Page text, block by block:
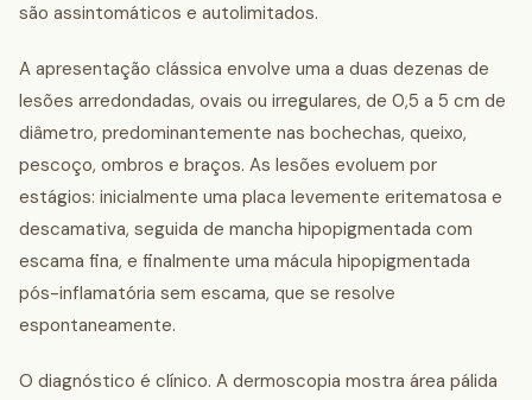
são assintomáticos e autolimitados.
A apresentação clássica envolve uma a duas dezenas de
lesões arredondadas, ovais ou irregulares, de 0,5 a 5 cm de
diâmetro, predominantemente nas bochechas, queixo,
pescoço, ombros e braços. As lesões evoluem por
estágios: inicialmente uma placa levemente eritematosa e
descamativa, seguida de mancha hipopigmentada com
escama fina, e finalmente uma mácula hipopigmentada
pós-inflamatória sem escama, que se resolve
espontaneamente.
O diagnóstico é clínico. A dermoscopia mostra área pálida